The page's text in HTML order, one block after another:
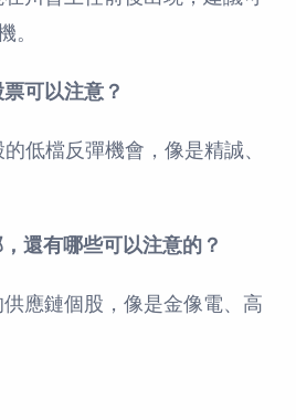
可以注意？
低檔反彈機會，像是精誠、
還有哪些可以注意的？
應鏈個股，像是金像電、高